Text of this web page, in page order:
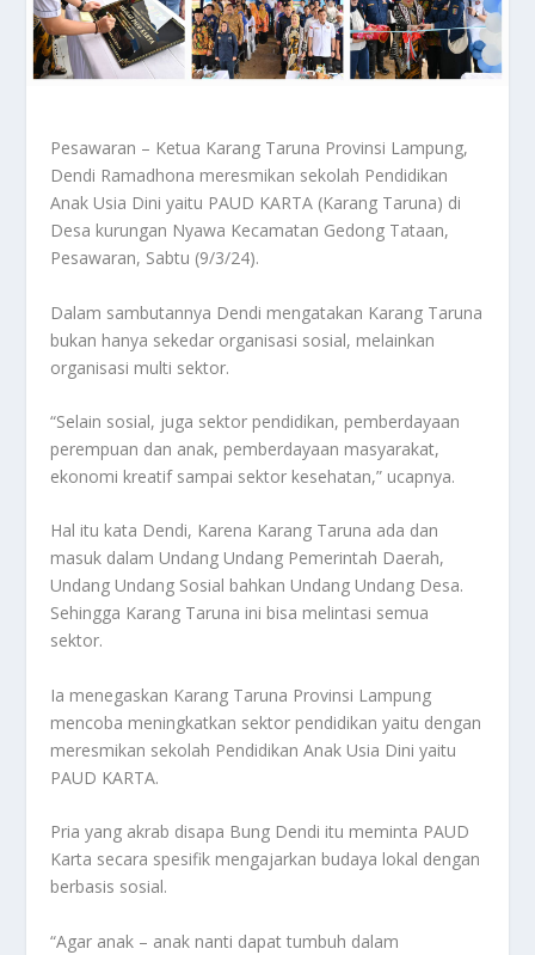
Pesawaran – Ketua Karang Taruna Provinsi Lampung,
Dendi Ramadhona meresmikan sekolah Pendidikan
Anak Usia Dini yaitu PAUD KARTA (Karang Taruna) di
Desa kurungan Nyawa Kecamatan Gedong Tataan,
Pesawaran, Sabtu (9/3/24).
Dalam sambutannya Dendi mengatakan Karang Taruna
bukan hanya sekedar organisasi sosial, melainkan
organisasi multi sektor.
“Selain sosial, juga sektor pendidikan, pemberdayaan
perempuan dan anak, pemberdayaan masyarakat,
ekonomi kreatif sampai sektor kesehatan,” ucapnya.
Hal itu kata Dendi, Karena Karang Taruna ada dan
masuk dalam Undang Undang Pemerintah Daerah,
Undang Undang Sosial bahkan Undang Undang Desa.
Sehingga Karang Taruna ini bisa melintasi semua
sektor.
Ia menegaskan Karang Taruna Provinsi Lampung
mencoba meningkatkan sektor pendidikan yaitu dengan
meresmikan sekolah Pendidikan Anak Usia Dini yaitu
PAUD KARTA.
Pria yang akrab disapa Bung Dendi itu meminta PAUD
Karta secara spesifik mengajarkan budaya lokal dengan
berbasis sosial.
“Agar anak – anak nanti dapat tumbuh dalam